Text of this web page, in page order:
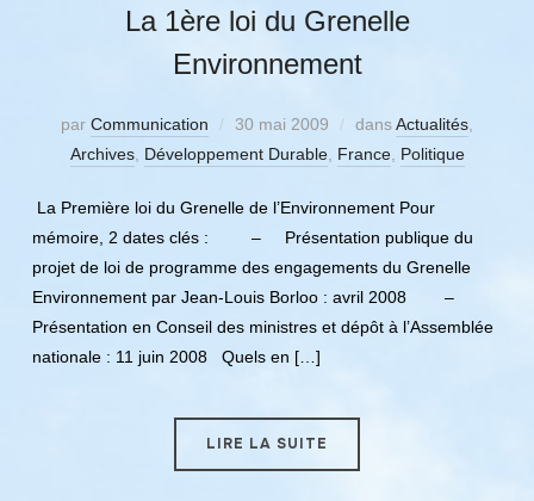
La 1ère loi du Grenelle
Environnement
par Communication 30 mai 2009 dansActualités
Archives, Développement Durable, France, Politique
La Première loi du Grenelle de l’Environnement Pour
mémoire, 2 dates clés : – Présentation publique du
projet de loi de programme des engagements du Grenelle
Environnement par Jean-Louis Borloo : avril 2008 –
Présentation en Conseil des ministres et dépôt à l’Assemblée
nationale : 11 juin 2008 Quels en […]
LIRE LA SUITE